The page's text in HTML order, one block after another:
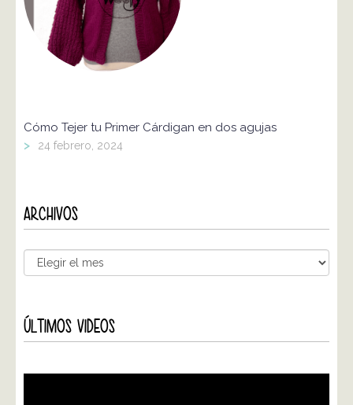
Cómo Tejer tu Primer Cárdigan en dos agujas
> 24 febrero, 2024
ARCHIVOS
ÚLTIMOS VIDEOS